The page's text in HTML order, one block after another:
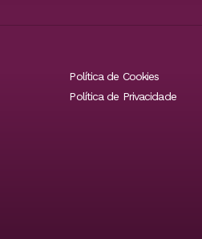
Política de Cookies
Política de Privacidade